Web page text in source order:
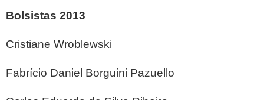
Bolsistas 2013
Cristiane Wroblewski
Fabrício Daniel Borguini Pazuello